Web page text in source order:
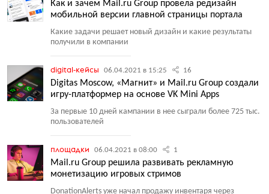
Как и зачем Mail.ru Group провела редизайн
мобильной версии главной страницы портала
Какие задачи решает новый дизайн и какие результаты
получили в компании
digital-кейсы 06.04.2021 в 15:25 16
Digitas Moscow, «Магнит» и Mail.ru Group создали
игру-платформер на основе VK Mini Apps
За первые 10 дней кампании в нее сыграли более 725 тыс.
пользователей
площадки 06.04.2021 в 08:00 1
Mail.ru Group решила развивать рекламную
монетизацию игровых стримов
DonationAlerts уже начал продажу инвентаря через